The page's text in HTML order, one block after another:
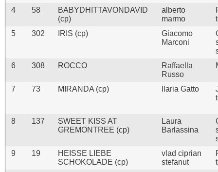
4
58
BABYDHITTAVONDAVID
(cp)
alberto
marmo
5
302 IRIS (cp)
Giacomo
Marconi
6
308 ROCCO
Raffaella
Russo
7 73 MIRANDA (cp) Ilaria Gatto
8 137
SWEET KISS AT
GREMONTREE (cp)
Laura
Barlassina
9
19
HEISSE LIEBE
SCHOKOLADE (cp)
vlad ciprian
stefanut